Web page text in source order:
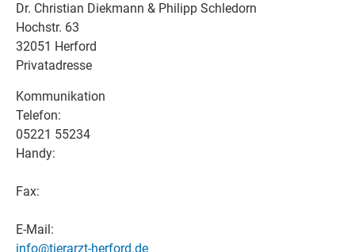
Dr. Christian Diekmann & Philipp Schledorn
Hochstr. 63
32051 Herford
Privatadresse
Kommunikation
Telefon:
05221 55234
Handy:
Fax:
E-Mail:
info@tierarzt-herford.de